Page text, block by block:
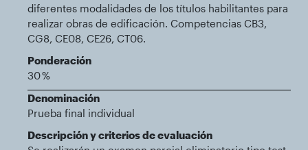
diferentes modalidades de los títulos habilitantes para
realizar obras de edificación. Competencias CB3,
CG8, CE08, CE26, CT06.
Ponderación
30 %
Denominación
Prueba final individual
Descripción y criterios de evaluación